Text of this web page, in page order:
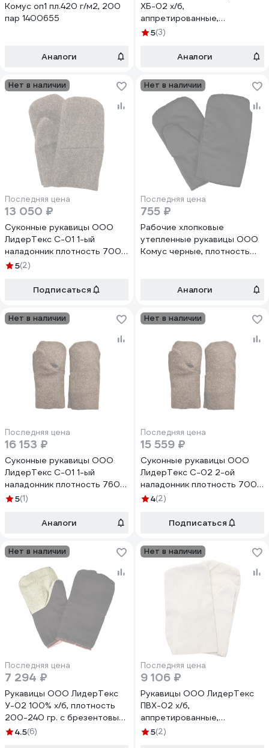
Комус оп1 пл.420 г/м2, 200
пар 1400655
Аналоги
ХБ-02 х/б,
аппретированные,
плотность 210 гр., +
аппретированные,
200 пар 4570000000042
5(3)
Аналоги
Нет в наличии
Последняя цена
13 050 ₽
Суконные рукавицы ООО
ЛидерТекс С-01 1-ый
наладонник плотность 700
гр., войлочное, упаковка 100
5(2)
Подписаться
Нет в наличии
Последняя цена
755 ₽
Рабочие хлопковые
утепленные рукавицы ООО
Комус черные, плотность
Аналоги
Нет в наличии
Последняя цена
16 153 ₽
Суконные рукавицы ООО
ЛидерТекс С-01 1-ый
наладонник плотность 760
гр., упаковка 100 пар
5(1)
Аналоги
Нет в наличии
Последняя цена
15 559 ₽
Суконные рукавицы ООО
ЛидерТекс С-02 2-ой
наладонник плотность 700
гр., войлочное, упаковка 100
4(2)
Подписаться
Нет в наличии
Последняя цена
7 294 ₽
Рукавицы ООО ЛидерТекс
У-02 100% х/б, плотность
200-240 гр. с брезентовым
наладонником плотность
4.5(6)
Нет в наличии
Последняя цена
9 106 ₽
Рукавицы ООО ЛидерТекс
ПВХ-02 х/б,
аппретированные,
плотность 210 гр., с
5(2)